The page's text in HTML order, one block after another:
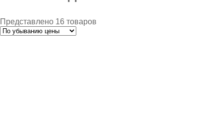
Представлено 16 товаров